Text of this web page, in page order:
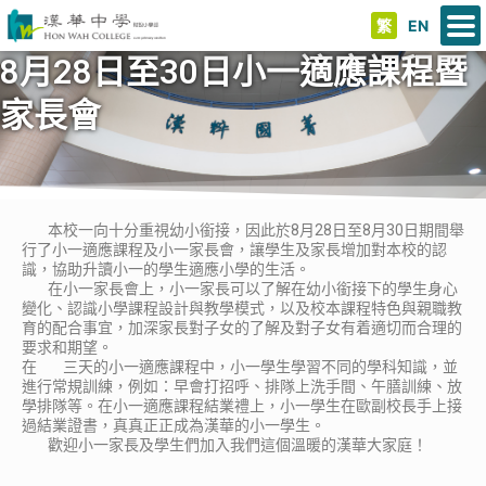
繁 EN
8月28日至30日小一適應課程暨
家長會
本校一向十分重視幼小銜接，因此於8月28日至8月30日期間舉
行了小一適應課程及小一家長會，讓學生及家長增加對本校的認
識，協助升讀小一的學生適應小學的生活。
在小一家長會上，小一家長可以了解在幼小銜接下的學生身心
變化、認識小學課程設計與教學模式，以及校本課程特色與親職教
育的配合事宜，加深家長對子女的了解及對子女有着適切而合理的
要求和期望。
在 三天的小一適應課程中，小一學生學習不同的學科知識，並
進行常規訓練，例如：早會打招呼、排隊上洗手間、午膳訓練、放
學排隊等。在小一適應課程結業禮上，小一學生在歐副校長手上接
過結業證書，真真正正成為漢華的小一學生。
歡迎小一家長及學生們加入我們這個溫暖的漢華大家庭！